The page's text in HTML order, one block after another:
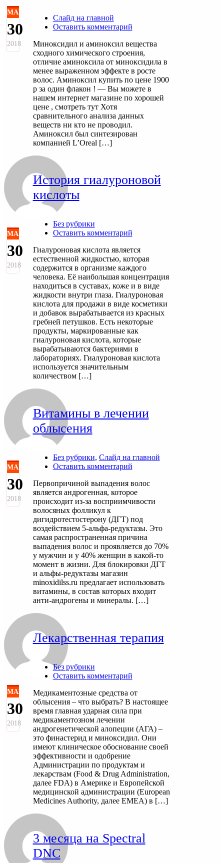
МАЙ
30
2018
Слайд на главной
Оставить комментарий
Миноксидил и аминоксил вещества
сходного химического строения,
отличие аминоксила от миноксидила в
менее выраженном эффекте в росте
волос. Аминоксил купить по цене 1900
р за один флакон ! — Вы можете в
нашем интернет магазине по хорошей
цене , смотреть тут Хотя
сравнительного анализа данных
веществ ни кто не проводил.
Аминоксил был синтезирован
компанией L’Oreal […]
МАЙ
30
2018
История гиалуроновой
кислоты
Без рубрики
Оставить комментарий
Гиалуроновая кислота является
естественной жидкостью, которая
содержится в организме каждого
человека. Её наибольшая концентрация
находиться в суставах, коже и в виде
жидкости внутри глаза. Гиалуроновая
кислота для продажи в виде косметики
и добавок вырабатывается из красных
гребней петушков. Есть некоторые
продукты, маркированные как
гиалуроновая кислота, которые
вырабатываются бактериями в
лабораториях. Гиалуроновая кислота
используется значительным
количеством […]
МАЙ
30
2018
Витамины в лечении
облысения
Без рубрики, Слайд на главной
Оставить комментарий
Первопричиной выпадения волос
является андрогенная, которое
происходит из-за восприимчивости
волосяных фолликул к
дигидротестостерону (ДГТ) под
воздействием 5-альфа-редуктазы. Это
самая распространенная причина
выпадения волос и проявляется до 70%
у мужчин и у 40% женщин в какой-то
момент в жизни. Для блокировки ДГТ
и альфы-редуктазы магазин
minoxidilss.ru предлагает использовать
витамины, в состав которых входит
анти-андрогены и минералы. […]
МАЙ
30
2018
Лекарственная терапия
Без рубрики
Оставить комментарий
Медикаментозные средства от
облысения – что выбрать? В настоящее
время главная ударная сила при
медикаментозном лечении
андрогенетической алопеции (АГА) –
это финастерид и миноксидил. Они
имеют клиническое обоснование своей
эффективности и одобрение
Администрации по продуктам и
лекарствам (Food & Drug Administration,
далее FDA) в Америке и Европейской
медицинской администрации (European
Medicines Authority, далее EMEA) в […]
3 месяца на Spectral
DNC